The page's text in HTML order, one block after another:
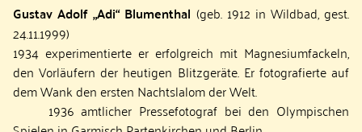
Gustav Adolf „Adi“ Blumenthal (geb. 1912 in Wildbad, gest.
24.11.1999)
1934 experimentierte er erfolgreich mit Magnesiumfackeln,
den Vorläufern der heutigen Blitzgeräte. Er fotografierte auf
dem Wank den ersten Nachtslalom der Welt.
1936 amtlicher Pressefotograf bei den Olympischen